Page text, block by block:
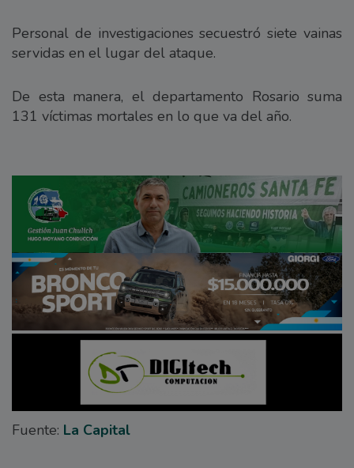
Personal de investigaciones secuestró siete vainas
servidas en el lugar del ataque.
De esta manera, el departamento Rosario suma
131 víctimas mortales en lo que va del año.
Fuente: La Capital